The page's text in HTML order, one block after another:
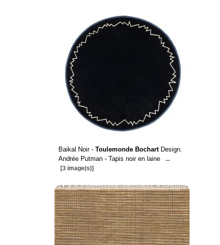
Baikal Noir - Toulemonde BochartDesign.
Andrée Putman - Tapis noir en laine
...
[3 image(s)]